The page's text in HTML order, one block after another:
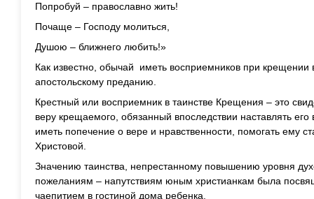
Попробуй – православно жить!
Почаще – Господу молиться,
Душою – ближнего любить!»
Как известно, обычай иметь восприемников при крещении
апостольскому преданию.
Крестный или восприемник в таинстве Крещения – это
веру крещаемого, обязанный впоследствии наставлять
иметь попечение о вере и нравственности, помогать ему
Христовой.
Значению таинства, непрестанному повышению уровня
пожеланиям – напутствиям юным христианкам была
чаепитием в гостиной дома ребенка.